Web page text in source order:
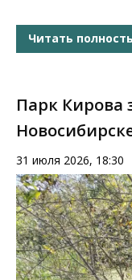
Читать
Парк Кирова
31 июля 2026, 18:30